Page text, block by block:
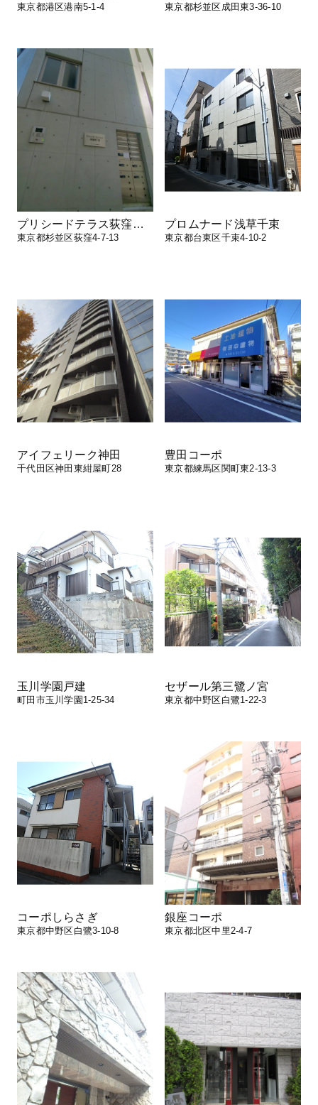
東京都港区港南5-1-4 東京都杉並区成田東3-36-10
プリシードテラス荻窪四丁目
東京都杉並区荻窪4-7-13
プロムナード浅草千束
東京都台東区千束4-10-2
アイフェリーク神田
千代田区神田東紺屋町28
豊田コーポ
東京都練馬区関町東2-13-3
玉川学園戸建
町田市玉川学園1-25-34
セザール第三鷺ノ宮
東京都中野区白鷺1-22-3
コーポしらさぎ
東京都中野区白鷺3-10-8
銀座コーポ
東京都北区中里2-4-7